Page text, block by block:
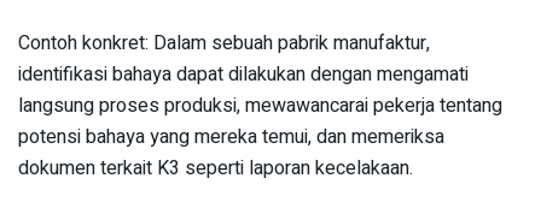
Contoh konkret: Dalam sebuah pabrik manufaktur,
identifikasi bahaya dapat dilakukan dengan mengamati
langsung proses produksi, mewawancarai pekerja tentang
potensi bahaya yang mereka temui, dan memeriksa
dokumen terkait K3 seperti laporan kecelakaan.